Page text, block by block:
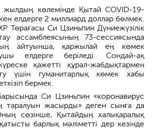
жылдың көлемінде Қытай COVID-19-
елдерге 2 миллиард доллар бөлмек.
Төрағасы Си Цзиньпин Дүниежүзілік
ассамблеясының 73-сессиясында
айтуынша, қаржылай ең көмек
елдерге беріледі. Сондай-ақ
қажетті құрал-жабдықтармен
үшін гуманитарлық көмек хабы
бермек.
Си Цзиньпин «коронавирус
таралуын жасырды» деген сынға да
сөзінше, Қытайдың халықаралық
барлық мәліметті дер кезінде